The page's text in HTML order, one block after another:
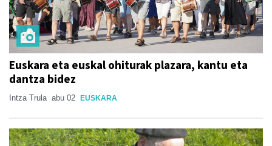
Euskara eta euskal ohiturak plazara, kantu eta
dantza bidez
Intza Trula abu 02 EUSKARA